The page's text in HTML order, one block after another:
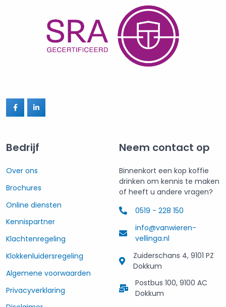
Bedrijf
Over ons
Brochures
Online diensten
Kennispartner
Klachtenregeling
Klokkenluidersregeling
Algemene voorwaarden
Privacyverklaring
Neem contact op
Binnenkort een kop koffie
drinken om kennis te maken
of heeft u andere vragen?
0519 - 228 150
info@vanwieren-
vellinga.nl
Zuiderschans 4, 9101 PZ
Dokkum
Postbus 100, 9100 AC
Dokkum